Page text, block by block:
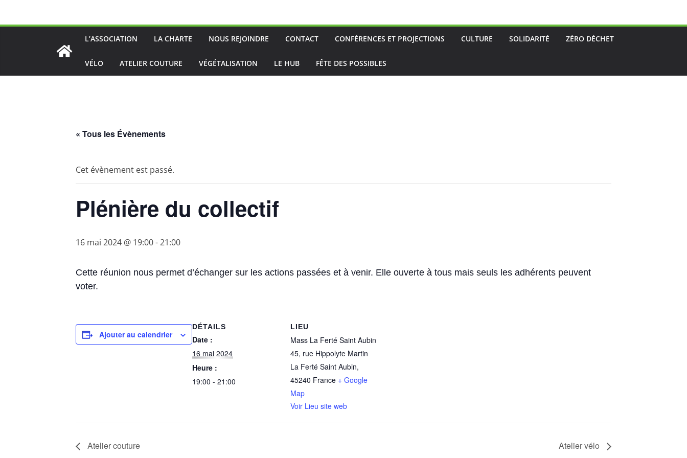
L’ASSOCIATION LA CHARTE NOUS REJOINDRE CONTACT CONFÉRENCES ET PROJECTIONS CULTURE SOLIDARITÉ ZÉRO DÉCHET
VÉLO ATELIER COUTURE VÉGÉTALISATION LE HUB FÊTE DES POSSIBLES
« Tous les Évènements
Cet évènement est passé.
Plénière du collectif
16 mai 2024 @ 19:00-21:00
Cette réunion nous permet d’échanger sur les actions passées et à venir. Elle ouverte à tous mais seuls les adhérents peuvent
voter.
Ajouter au calendrier
DÉTAILS
Date :
16 mai 2024
Heure :
19:00 - 21:00
LIEU
Mass La Ferté Saint Aubin
45, rue Hippolyte Martin
La Ferté Saint Aubin,
45240 France + Google
Map
Voir Lieu site web
Atelier couture Atelier vélo